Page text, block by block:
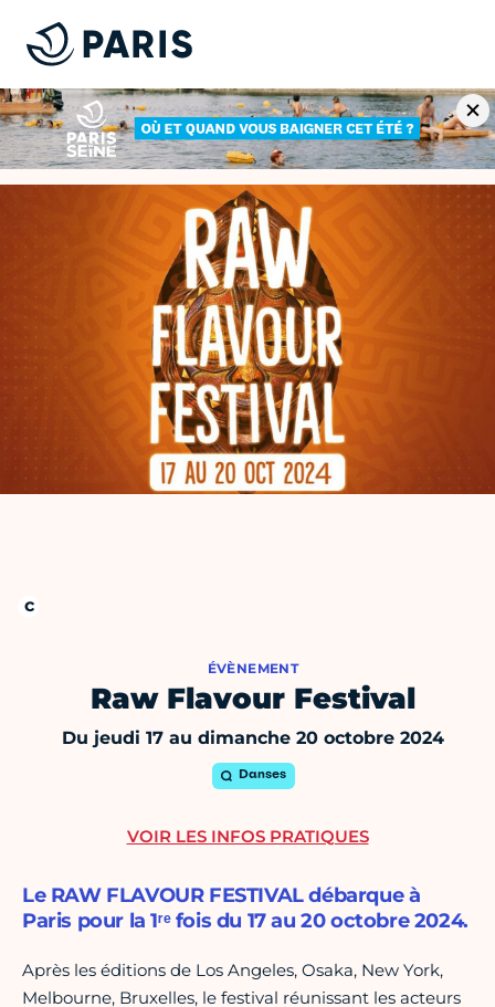
ÉVÈNEMENT
Raw Flavour Festival
Du jeudi 17 au dimanche 20 octobre 2024
Danses
Le RAW FLAVOUR FESTIVAL débarque à
Paris pour la 1ʳᵉ fois du 17 au 20 octobre 2024.
Après les éditions de Los Angeles, Osaka, New York,
Melbourne, Bruxelles, le festival réunissant les acteurs
VOIR LES INFOS PRATIQUES